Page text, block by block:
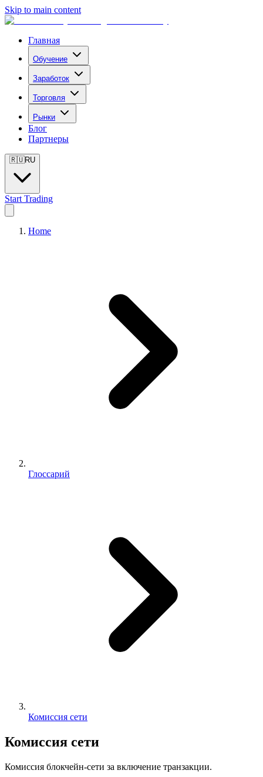
Skip to main content
Главная
Обучение
Заработок
Торговля
Рынки
Блог
Партнеры
🇷🇺RU
Start Trading
Home
Глоссарий
Комиссия сети
Комиссия сети
Комиссия блокчейн-сети за включение транзакции.